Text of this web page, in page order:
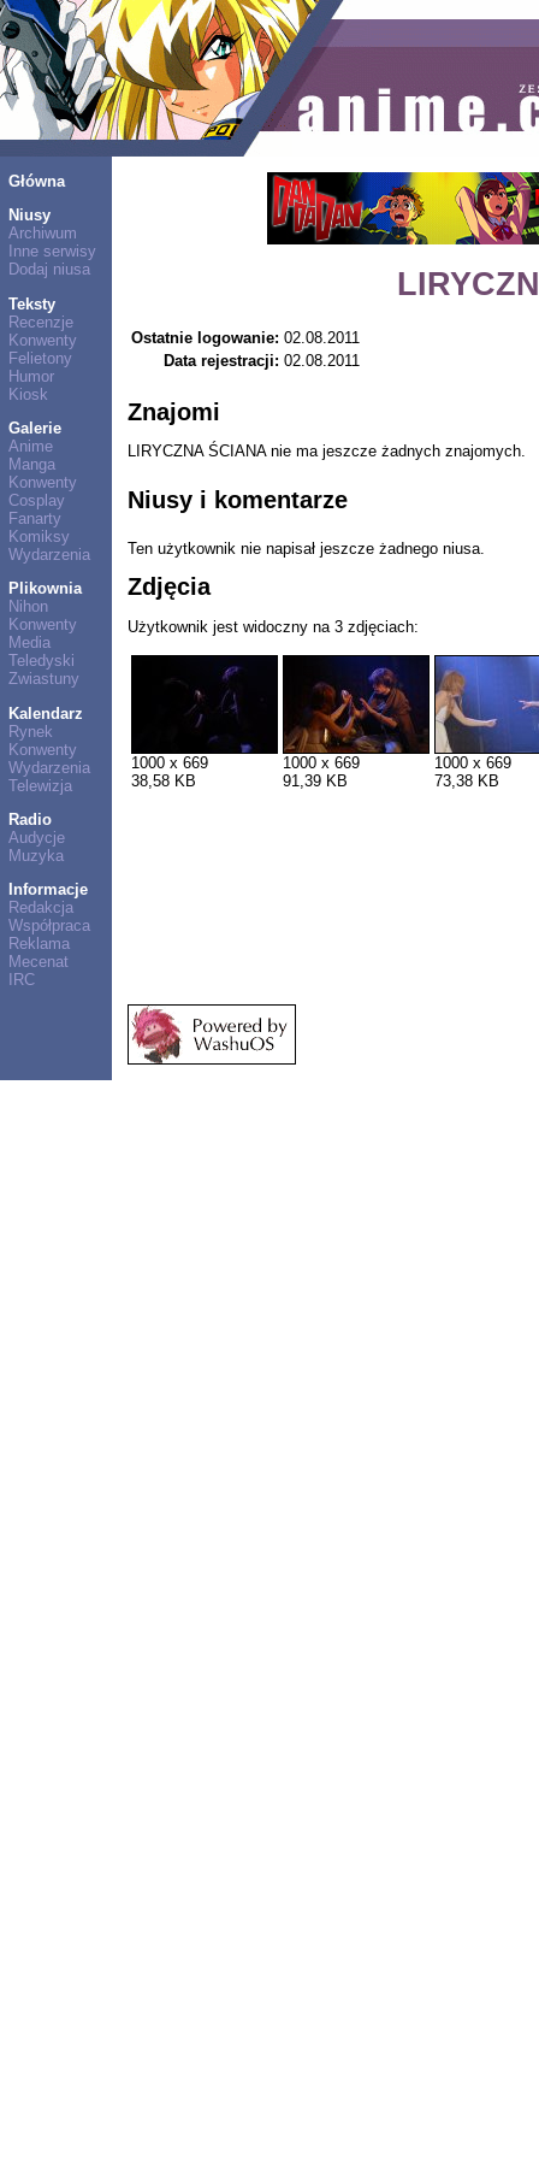
Główna
Niusy
Archiwum
Inne serwisy
Dodaj niusa
Teksty
Recenzje
Konwenty
Felietony
Humor
Kiosk
Galerie
Anime
Manga
Konwenty
Cosplay
Fanarty
Komiksy
Wydarzenia
Plikownia
Nihon
Konwenty
Media
Teledyski
Zwiastuny
Kalendarz
Rynek
Konwenty
Wydarzenia
Telewizja
Radio
Audycje
Muzyka
Informacje
Redakcja
Współpraca
Reklama
Mecenat
IRC
Ostatnie logowanie: 02.08.2011
Data rejestracji: 02.08.2011
Znajomi
LIRYCZNA ŚCIANA nie ma jeszcze żadnych znajomych.
Niusy i komentarze
Ten użytkownik nie napisał jeszcze żadnego niusa.
Zdjęcia
Użytkownik jest widoczny na 3 zdjęciach:
1000 x 669
38,58 KB
1000 x 669
91,39 KB
1000 x 669
73,38 KB